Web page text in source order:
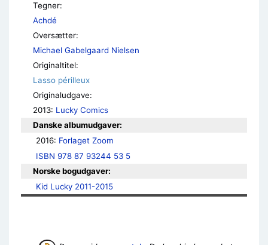
Tegner:
Achdé
Oversætter:
Michael Gabelgaard Nielsen
Originaltitel:
Lasso périlleux
Originaludgave:
2013: Lucky Comics
Danske albumudgaver:
2016: Forlaget Zoom
ISBN 978 87 93244 53 5
Norske bogudgaver:
Kid Lucky 2011-2015